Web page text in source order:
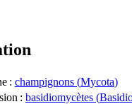
: champignons (Mycota)
: basidiomycètes (